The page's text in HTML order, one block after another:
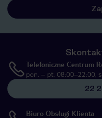
Telefoniczne Centrum
pon. – pt. 08:00–22:00,
22
Biuro Obsługi Klienta